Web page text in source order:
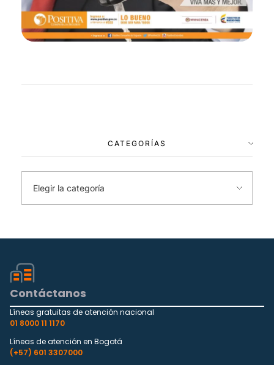
CATEGORÍAS
Contáctanos
Líneas gratuitas de atención nacional
01 8000 11 1170
Líneas de atención en Bogotá
(+57) 601 3307000